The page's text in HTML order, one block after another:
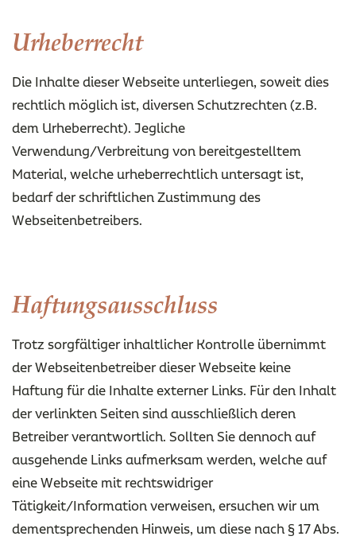
Urheberrecht
Die Inhalte dieser Webseite unterliegen, soweit dies
rechtlich möglich ist, diversen Schutzrechten (z.B.
dem Urheberrecht). Jegliche
Verwendung/Verbreitung von bereitgestelltem
Material, welche urheberrechtlich untersagt ist,
bedarf der schriftlichen Zustimmung des
Webseitenbetreibers.
Haftungsausschluss
Trotz sorgfältiger inhaltlicher Kontrolle übernimmt
der Webseitenbetreiber dieser Webseite keine
Haftung für die Inhalte externer Links. Für den Inhalt
der verlinkten Seiten sind ausschließlich deren
Betreiber verantwortlich. Sollten Sie dennoch auf
ausgehende Links aufmerksam werden, welche auf
eine Webseite mit rechtswidriger
Tätigkeit/Information verweisen, ersuchen wir um
dementsprechenden Hinweis, um diese nach § 17 Abs.